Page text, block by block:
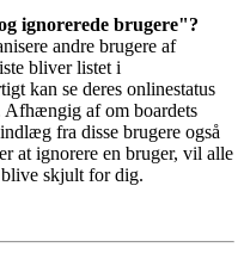
ignorerede brugere"?
andre brugere af
bliver listet i
kan se deres onlinestatus
Afhængig af om boardets
fra disse brugere også
at ignorere en bruger, vil alle
skjult for dig.